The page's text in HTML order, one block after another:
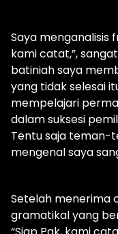
Saya menganalisis
kami catat,”,
batiniah saya
yang tidak selesai
mempelajari
dalam suksesi
Tentu saja teman-
mengenal saya
Setelah menerima
gramatikal yang